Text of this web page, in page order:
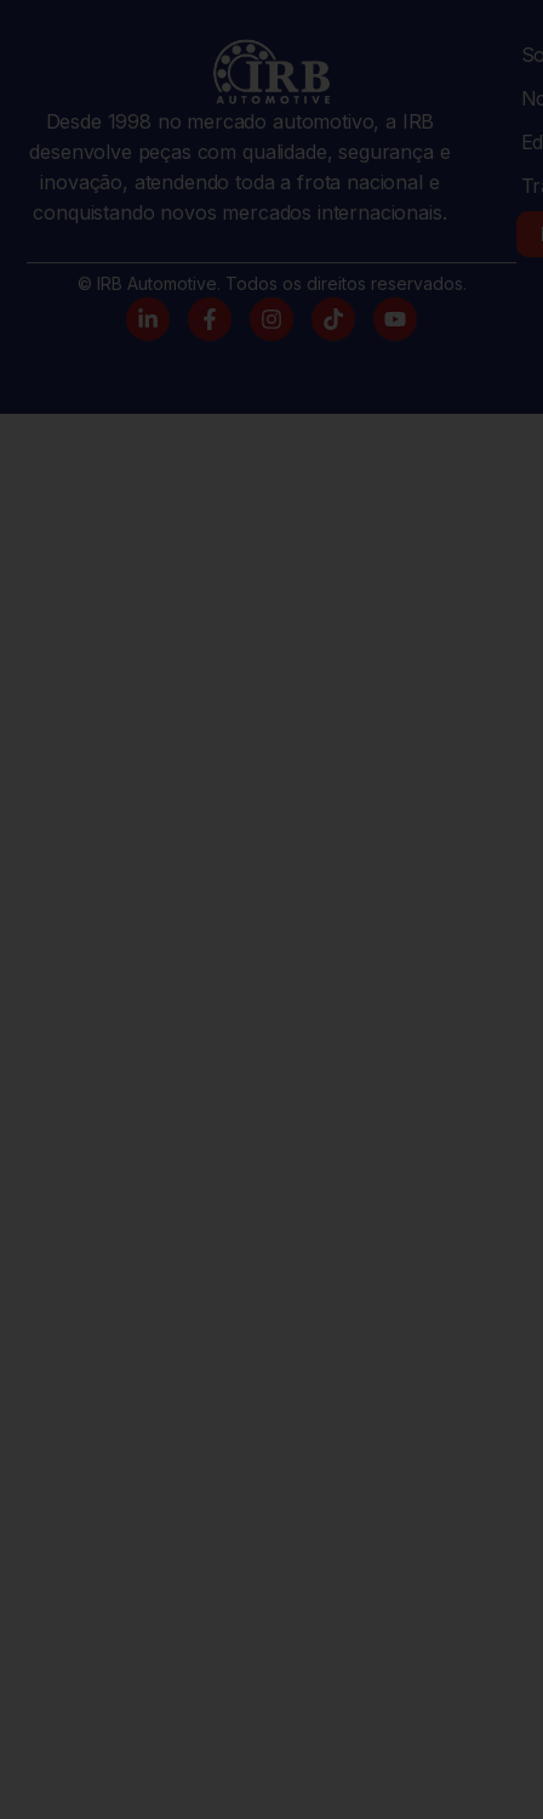
Desde 1998 no mercado automotivo, a IRB
desenvolve peças com qualidade, segurança e
inovação, atendendo toda a frota nacional e
conquistando novos mercados internacionais.
© IRB Automotive. Todos os direitos reservados.